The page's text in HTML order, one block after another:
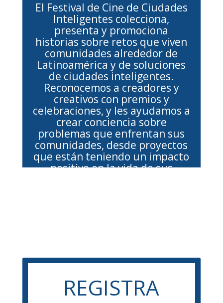
El Festival de Cine de Ciudades
Inteligentes colecciona,
presenta y promociona
historias sobre retos que viven
comunidades alrededor de
Latinoamérica y de soluciones
de ciudades inteligentes.
Reconocemos a creadores y
creativos con premios y
celebraciones, y les ayudamos a
crear conciencia sobre
problemas que enfrentan sus
comunidades, desde proyectos
que están teniendo un impacto
positivo en la vida de sus
REGISTRA